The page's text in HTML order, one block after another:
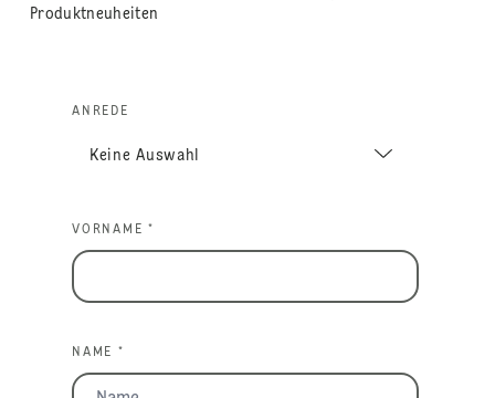
Produktneuheiten
ANREDE
VORNAME *
NAME *